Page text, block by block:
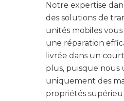
Notre expertise
des solutions de
unités mobiles
une réparation
livrée dans un
plus, puisque nous
uniquement des
propriétés